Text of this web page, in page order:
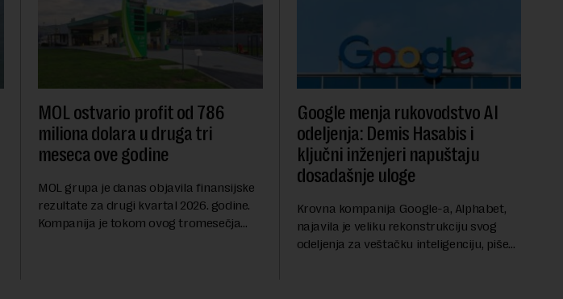
MOL ostvario profit od 786
miliona dolara u druga tri
meseca ove godine
MOL grupa je danas objavila finansijske
rezultate za drugi kvartal 2026. godine.
Kompanija je tokom ovog tromesečja
Google menja rukovodstvo AI
odeljenja: Demis Hasabis i
ključni inženjeri napuštaju
dosadašnje uloge
Krovna kompanija Google-a, Alphabet,
najavila je veliku rekonstrukciju svog
odeljenja za veštačku inteligenciju, piše